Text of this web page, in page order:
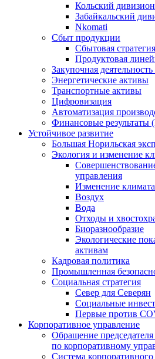
Кольский дивизион
Забайкальский
Nkomati
Сбыт продукции
Сбытовая стратегия
Продуктовая
Закупочная
Энергетические активы
Транспортные активы
Цифровизация
Автоматизация
Финансовые результаты
Устойчивое развитие
Большая Норильская
Экология и изменение
управления
Изменение климата
Воздух
Вода
Отходы и
Биоразнообразие
Экологические
активам
Кадровая политика
Промышленная
Социальная стратегия
Север для Северян
Социальные
Первые против
Корпоративное управление
Обращение председателя
по корпоративному
Система